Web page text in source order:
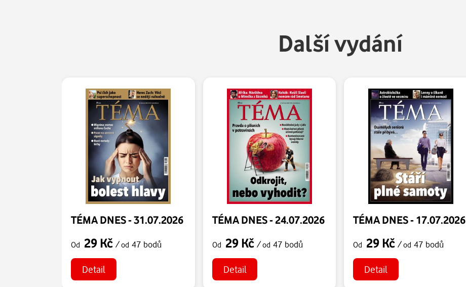
Další vydání
TÉMA DNES - 31.07.2026
Od 29 Kč /od 47 bodů
Detail
TÉMA DNES - 24.07.2026
Od 29 Kč /od 47 bodů
Detail
TÉMA DNES - 17.07.2026
Od 29 Kč/od 47 bodů
Detail